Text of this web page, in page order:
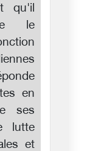
qu'il
le
en
ses
lutte
et